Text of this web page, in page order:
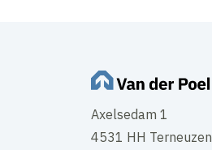
Axelsedam 1
4531 HH Terneuzen